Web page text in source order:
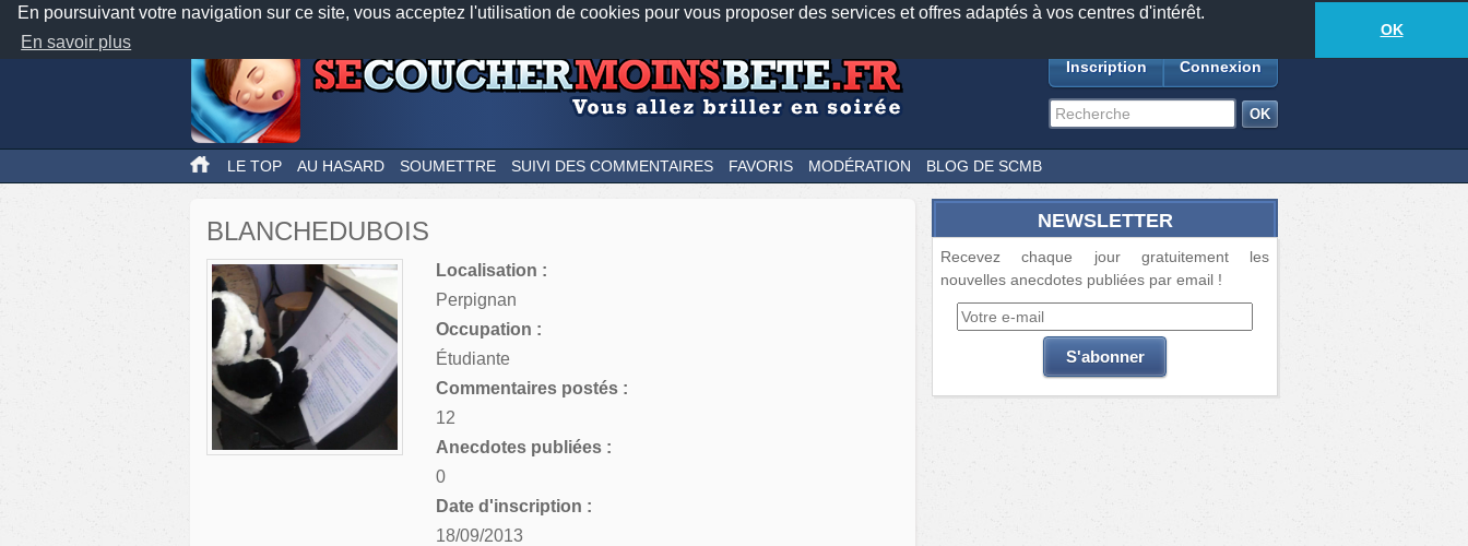
En poursuivant votre navigation sur ce site, vous acceptez l'utilisation de cookies pour vous proposer des services et offres adaptés à vos centres d'intérêt.
En savoir plus
OK
Nos applications mobiles Newsletter Facebook
TwitterFeeds18873anecdotes-710lecteurs connectés
Inscription Connexion
LE TOP AU HASARD SOUMETTRE SUIVI DES COMMENTAIRES FAVORIS MODÉRATION BLOG DE SCMB
BLANCHEDUBOIS
Localisation :
Perpignan
Occupation :
Étudiante
Commentaires postés :
12
Anecdotes publiées :
0
Date d'inscription :
18/09/2013
NEWSLETTER
Recevez chaque jour gratuitement les
nouvelles anecdotes publiées par email !